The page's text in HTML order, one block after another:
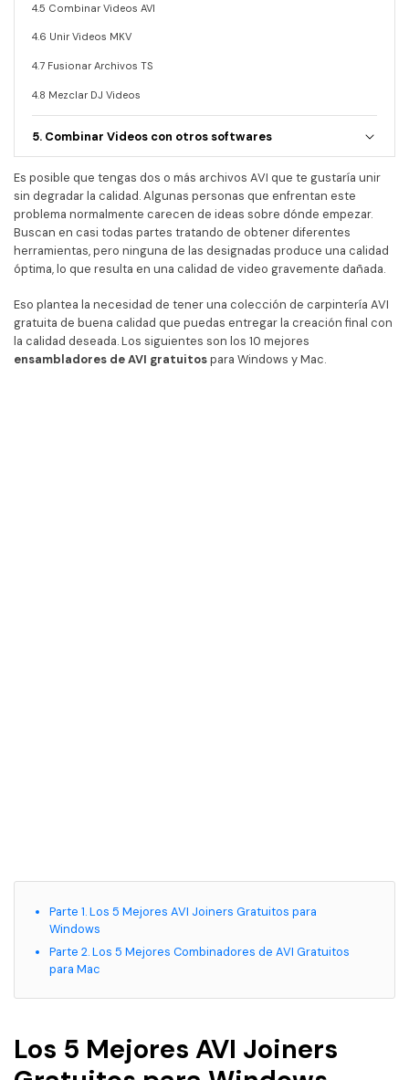
4.5 Combinar Videos AVI
4.6 Unir Videos MKV
4.7 Fusionar Archivos TS
4.8 Mezclar DJ Videos
5. Combinar Videos con otros softwares
Es posible que tengas dos o más archivos AVI que te gustaría unir
sin degradar la calidad. Algunas personas que enfrentan este
problema normalmente carecen de ideas sobre dónde empezar.
Buscan en casi todas partes tratando de obtener diferentes
herramientas, pero ninguna de las designadas produce una calidad
óptima, lo que resulta en una calidad de video gravemente dañada.
Eso plantea la necesidad de tener una colección de carpintería AVI
gratuita de buena calidad que puedas entregar la creación final con
la calidad deseada. Los siguientes son los 10 mejores
ensambladores de AVI gratuitospara Windows y Mac.
Parte 1. Los 5 Mejores AVI Joiners Gratuitos para
Windows
Parte 2. Los 5 Mejores Combinadores de AVI Gratuitos
para Mac
Los 5 Mejores AVI Joiners